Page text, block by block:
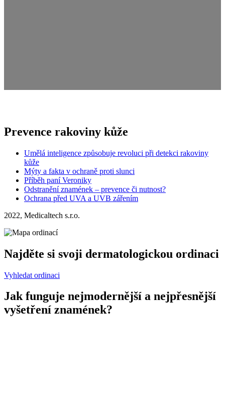
Prevence rakoviny kůže
Umělá inteligence způsobuje revoluci při detekci rakoviny
kůže
Mýty a fakta v ochraně proti slunci
Příběh paní Veroniky
Odstranění znamének – prevence či nutnost?
Ochrana před UVA a UVB zářením
2022, Medicaltech s.r.o.
Najděte si svoji dermatologickou ordinaci
Vyhledat ordinaci
Jak funguje nejmodernější a nejpřesnější
vyšetření znamének?